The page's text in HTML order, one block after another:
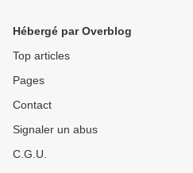
Hébergé par Overblog
Top articles
Pages
Contact
Signaler un abus
C.G.U.